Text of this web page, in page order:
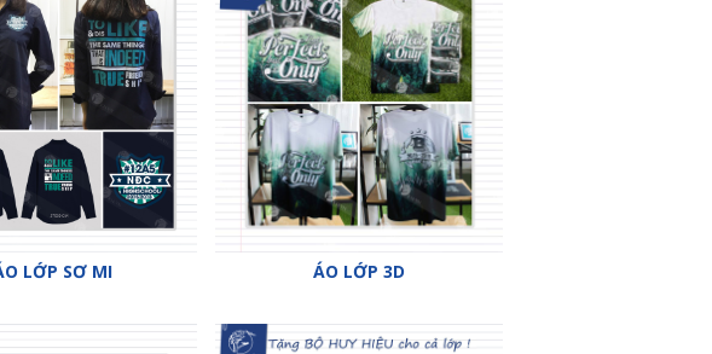
LỚP SƠ MI ÁO LỚP 3D